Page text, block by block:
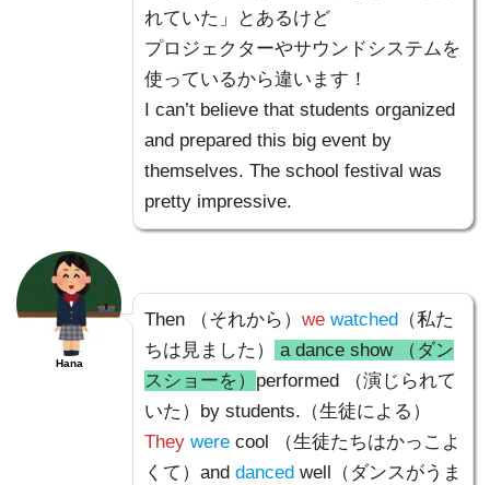
れていた」とあるけど
プロジェクターやサウンドシステムを
使っているから違います！
I can’t believe that students organized
and prepared this big event by
themselves. The school festival was
pretty impressive.
Hana
Then （それから） we watched
（私た
ちは見ました）
a dance show （ダン
スショーを） performed （演じられて
いた）by students.（生徒による）
They were cool （生徒たちはかっこよ
くて）and danced well（ダンスがうま